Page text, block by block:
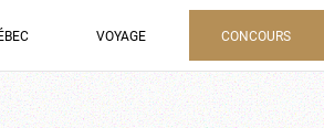
VOYAGE CONCOURS